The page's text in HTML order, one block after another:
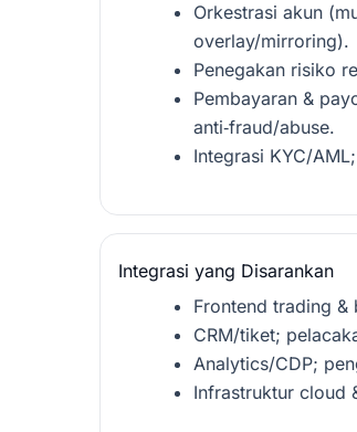
Orkestrasi akun
overlay/mirroring).
Penegakan risiko
Pembayaran &
anti‑fraud/abuse.
Integrasi KYC/
Integrasi yang Disarankan
Frontend trading &
CRM/tiket;
Analytics/CDP;
Infrastruktur cloud